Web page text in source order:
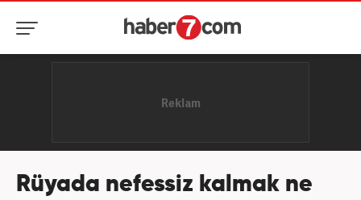
Rüyada nefessiz kalmak ne